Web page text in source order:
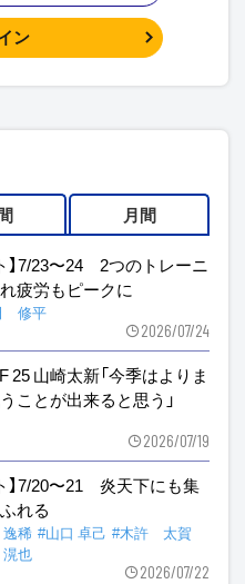
ン
月間
】7/23〜24 2つのトレーニ
疲労もピークに
修平
2026/07/24
25 山崎太新「今季はよりま
ことが出来ると思う」
2026/07/19
】7/20〜21 炎天下にも集
れる
稀 #山口 卓己 #木許 太賀
也
2026/07/22